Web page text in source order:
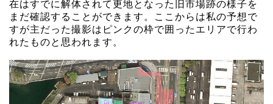
在はすでに解体されて更地となった旧市場跡の様子を
まだ確認することができます。ここからは私の予想で
すが主だった撮影はピンクの枠で囲ったエリアで行わ
れたものと思われます。